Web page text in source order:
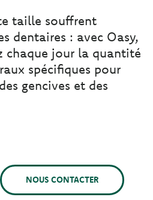
taille souffrent
dentaires : avec Oasy,
chaque jour la quantité
spécifiques pour
gencives et des
NOUS CONTACTER